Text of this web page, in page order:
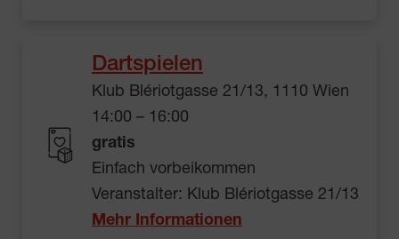
Dartspielen
Klub Blériotgasse 21/13, 1110 Wien
14:00 – 16:00
gratis
Einfach vorbeikommen
Veranstalter: Klub Blériotgasse 21/13
Mehr Informationen